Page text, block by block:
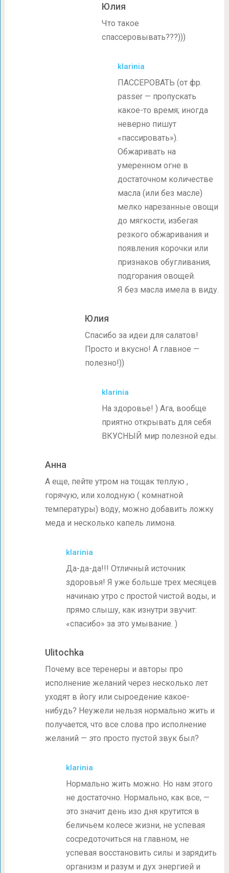
Юлия
Что такое
спассеровывать???)))
klarinia
ПАССЕРОВАТЬ (от фр.
passer — пропускать
какое-то время; иногда
неверно пишут
«пассировать»).
Обжаривать на
умеренном огне в
достаточном количестве
масла (или без масле)
мелко нарезанные овощи
до мягкости, избегая
резкого обжаривания и
появления корочки или
признаков обугливания,
подгорания овощей.
Я без масла имела в виду.
Юлия
Спасибо за идеи для салатов!
Просто и вкусно! А главное —
полезно!))
klarinia
На здоровье! ) Ага, вообще
приятно открывать для себя
ВКУСНЫЙ мир полезной еды.
Анна
А еще, пейте утром на тощак теплую ,
горячую, или холодную ( комнатной
температуры) воду, можно добавить ложку
меда и несколько капель лимона.
klarinia
Да-да-да!!! Отличный источник
здоровья! Я уже больше трех месяцев
начинаю утро с простой чистой воды, и
прямо слышу, как изнутри звучит:
«спасибо» за это умывание. )
Ulitochka
Почему все теренеры и авторы про
исполнение желаний через несколько лет
уходят в йогу или сыроедение какое-
нибудь? Неужели нельзя нормально жить и
получается, что все слова про исполнение
желаний — это просто пустой звук был?
klarinia
Нормально жить можно. Но нам этого
не достаточно. Нормально, как все, —
это значит день изо дня крутится в
беличьем колесе жизни, не успевая
сосредоточиться на главном, не
успевая восстановить силы и зарядить
организм и разум и дух энергией и